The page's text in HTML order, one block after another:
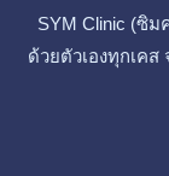
SYM Clinic (ซิม
ด้วยตัวเองทุกเค